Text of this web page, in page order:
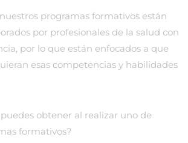
programas formativos están
por profesionales de la salud con
por lo que están enfocados a que
esas competencias y habilidades
obtener al realizar uno de
formativos?